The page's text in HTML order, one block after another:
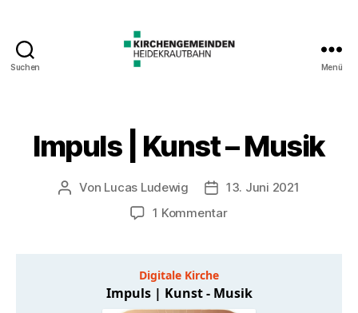
Suchen Menü
Impuls | Kunst – Musik
Beitragsautor
Von Lucas Ludewig Veröffentlichungsdatum
13. Juni 2021
1 Kommentarzu
Musik